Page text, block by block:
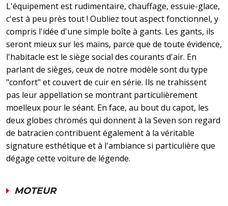
L'équipement est rudimentaire, chauffage, essuie-glace,
c'est à peu près tout ! Oubliez tout aspect fonctionnel, y
compris l'idée d'une simple boîte à gants. Les gants, ils
seront mieux sur les mains, parce que de toute évidence,
l'habitacle est le siège social des courants d'air. En
parlant de sièges, ceux de notre modèle sont du type
"confort" et couvert de cuir en série. Ils ne trahissent
pas leur appellation se montrant particulièrement
moelleux pour le séant. En face, au bout du capot, les
deux globes chromés qui donnent à la Seven son regard
de batracien contribuent également à la véritable
signature esthétique et à l'ambiance si particulière que
dégage cette voiture de légende.
MOTEUR